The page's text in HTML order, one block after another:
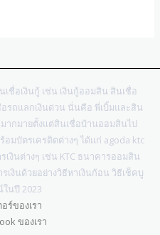
ชื่อเงินกู้ เช่น เงินกู้ออมสิน สินเชื่อ
รถแลกเงินด่วน นั่นคือ พี่เบิ้มและสิน
ากมายตั้งแต่สินเชื่อบ้านออมสินไป
มบัตรเครดิตต่างๆ ได้แก่ agoda ktc
งินต่างๆ เช่น KTC ธนาคารออมสิน
งินด้วยอย่างวิธีหาเงินก้อน วิธีเช็คบู
นปี 2023
ร์ของเรา
ของเรา